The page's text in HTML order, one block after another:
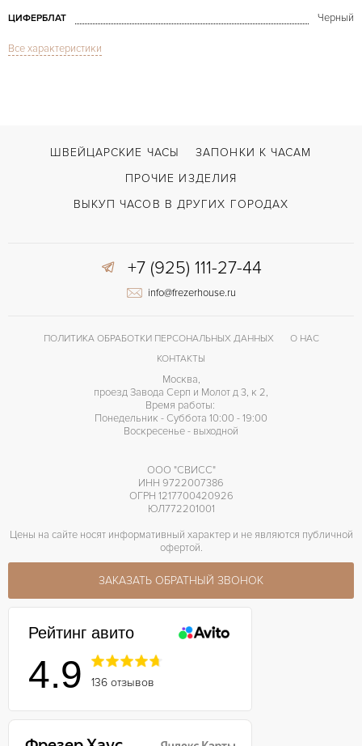
ЦИФЕРБЛАТ Черный
СТЕКЛО
Двойной сложности застежка
КАЛИБР/МЕХАНИЗМ
Все характеристики
ШВЕЙЦАРСКИЕ ЧАСЫ
ЗАПОНКИ К ЧАСАМ
ПРОЧИЕ ИЗДЕЛИЯ
ВЫКУП ЧАСОВ В ДРУГИХ ГОРОДАХ
+7 (925) 111-27-44
info@frezerhouse.ru
ПОЛИТИКА ОБРАБОТКИ ПЕРСОНАЛЬНЫХ ДАННЫХ
О НАС
КОНТАКТЫ
Москва,
проезд Завода Серп и Молот д 3, к 2,
Время работы:
Понедельник - Суббота 10:00 - 19:00
Воскресенье - выходной
ООО "СВИСС"
ИНН 9722007386
ОГРН 1217700420926
ЮЛ772201001
Цены на сайте носят информативный характер и не являются публичной
офертой.
ЗАКАЗАТЬ ОБРАТНЫЙ ЗВОНОК
Рейтинг авито
4.9 136 отзывов